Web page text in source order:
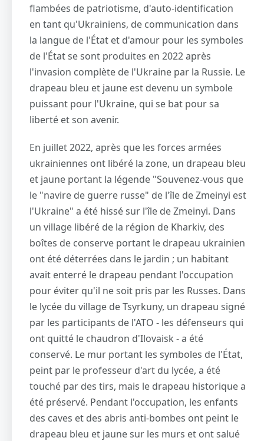
flambées de patriotisme, d'auto-identification
en tant qu'Ukrainiens, de communication dans
la langue de l'État et d'amour pour les symboles
de l'État se sont produites en 2022 après
l'invasion complète de l'Ukraine par la Russie. Le
drapeau bleu et jaune est devenu un symbole
puissant pour l'Ukraine, qui se bat pour sa
liberté et son avenir.
En juillet 2022, après que les forces armées
ukrainiennes ont libéré la zone, un drapeau bleu
et jaune portant la légende "Souvenez-vous que
le "navire de guerre russe" de l'île de Zmeinyi est
l'Ukraine" a été hissé sur l'île de Zmeinyi. Dans
un village libéré de la région de Kharkiv, des
boîtes de conserve portant le drapeau ukrainien
ont été déterrées dans le jardin ; un habitant
avait enterré le drapeau pendant l'occupation
pour éviter qu'il ne soit pris par les Russes. Dans
le lycée du village de Tsyrkuny, un drapeau signé
par les participants de l'ATO - les défenseurs qui
ont quitté le chaudron d'Ilovaisk - a été
conservé. Le mur portant les symboles de l'État,
peint par le professeur d'art du lycée, a été
touché par des tirs, mais le drapeau historique a
été préservé. Pendant l'occupation, les enfants
des caves et des abris anti-bombes ont peint le
drapeau bleu et jaune sur les murs et ont salué